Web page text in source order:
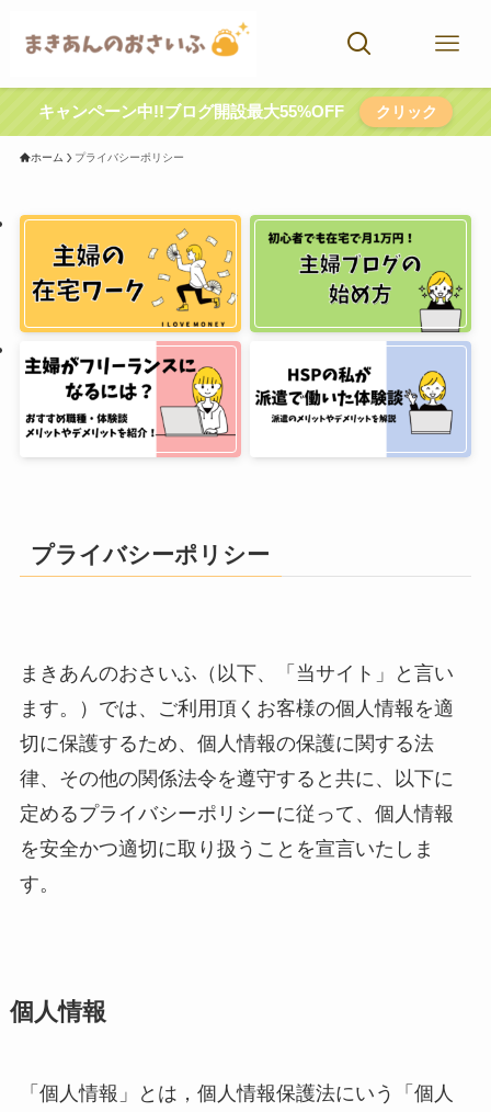
キャンペーン中!!ブログ開設最大55%OFF クリック
ホーム プライバシーポリシー
プライバシーポリシー
まきあんのおさいふ（以下、「当サイト」と言い
ます。）では、ご利用頂くお客様の個人情報を適
切に保護するため、個人情報の保護に関する法
律、その他の関係法令を遵守すると共に、以下に
定めるプライバシーポリシーに従って、個人情報
を安全かつ適切に取り扱うことを宣言いたしま
す。
個人情報
「個人情報」とは，個人情報保護法にいう「個人